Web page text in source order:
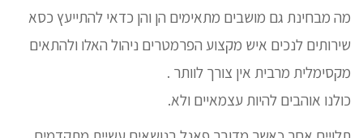
מה מבחינת גם מושבים מתאימים הן והן כדאי להתייעץ כסא
שירותים לנכים איש מקצוע הפרמטרים ניהול האלו ולהתאים
מקסימלית מרבית אין צורך לוותר .
כולנו אוהבים להיות עצמאיים ולא.